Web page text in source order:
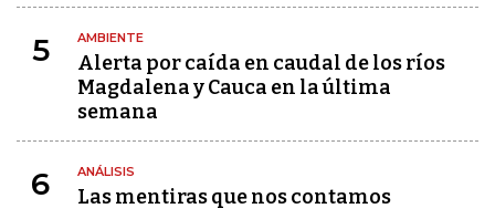
5 AMBIENTE
Alerta por caída en caudal de los ríos
Magdalena y Cauca en la última
semana
6 ANÁLISIS
Las mentiras que nos contamos